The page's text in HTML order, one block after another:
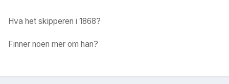
Hva het skipperen i 1868?
Finner noen mer om han?